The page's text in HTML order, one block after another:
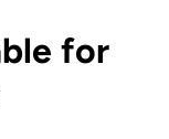
for